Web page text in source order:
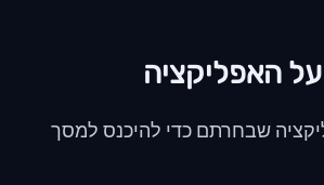
שבחרתם כדי להיכנס למסך